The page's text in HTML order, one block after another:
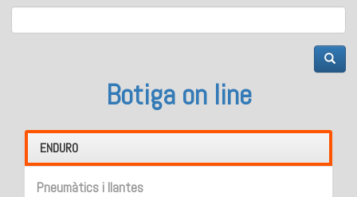
Botiga on line
ENDURO
Pneumàtics i llantes